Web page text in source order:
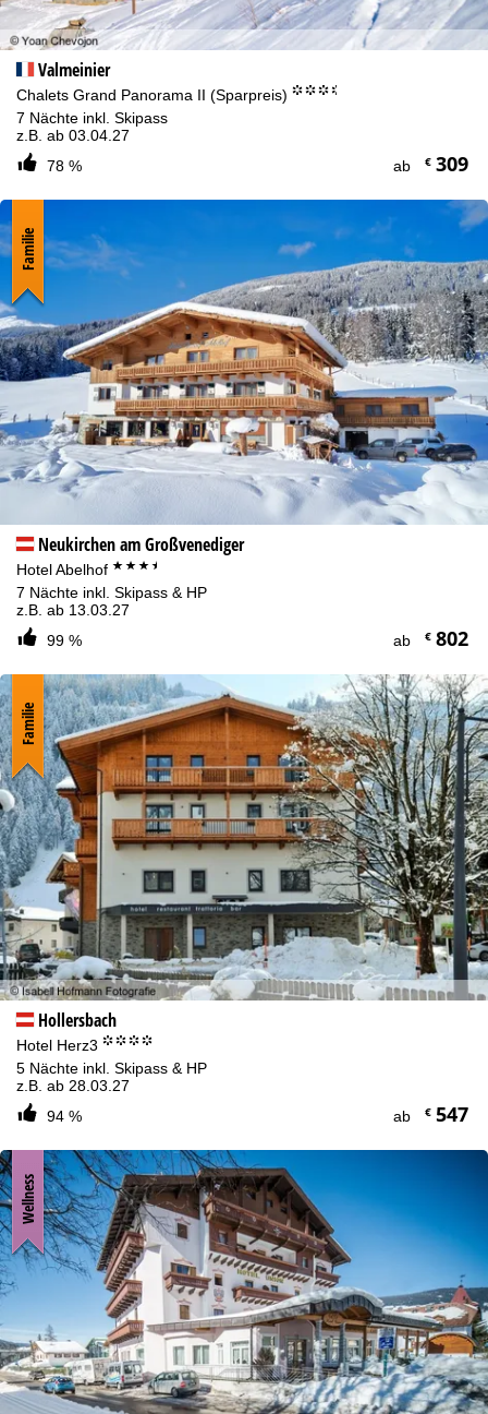
Valmeinier
Chalets Grand Panorama II (Sparpreis) °°°.
7 Nächte inkl. Skipass
z.B. ab 03.04.27
78 %
ab €309
Neukirchen am Großvenediger
Hotel Abelhof ***+
7 Nächte inkl. Skipass & HP
z.B. ab 13.03.27
99 %
ab €802
Familie
Hollersbach
Hotel Herz3 °°°°
5 Nächte inkl. Skipass & HP
z.B. ab 28.03.27
94 %
ab €547
Familie
Wellness